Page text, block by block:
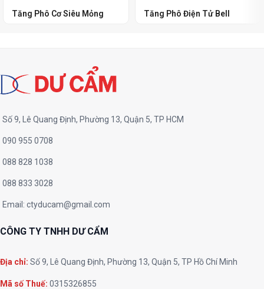
Tăng Phô Cơ Siêu Mỏng Tăng Phô Điện Tử Bell
Số 9, Lê Quang Định, Phường 13, Quận 5, TP HCM
090 955 0708
088 828 1038
088 833 3028
Email: ctyducam@gmail.com
CÔNG TY TNHH DƯ CẨM
Địa chỉ: Số 9, Lê Quang Định, Phường 13, Quận 5, TP Hồ Chí Minh
Mã số Thuế: 0315326855